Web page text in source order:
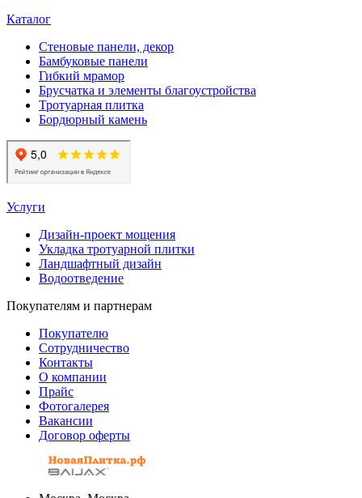
Каталог
Стеновые панели, декор
Бамбуковые панели
Гибкий мрамор
Брусчатка и элементы благоустройства
Тротуарная плитка
Бордюрный камень
Услуги
Дизайн-проект мощения
Укладка тротуарной плитки
Ландшафтный дизайн
Водоотведение
Покупателям и партнерам
Покупателю
Сотрудничество
Контакты
О компании
Прайс
Фотогалерея
Вакансии
Договор оферты